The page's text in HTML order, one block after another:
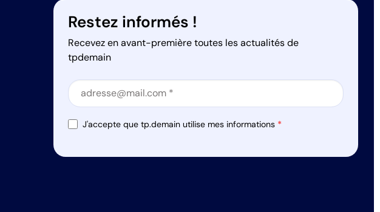
Restez informés !
Recevez en avant-première toutes les actualités de
tpdemain
Section
Section
J'accepte que tp.demain utilise mes informations *